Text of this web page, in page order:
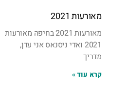
מאורעות 2021
מאורעות 2021 בחיפה מאורעות
2021 ואדי ניסנאס אני עדן,
מדריך
קרא עוד »